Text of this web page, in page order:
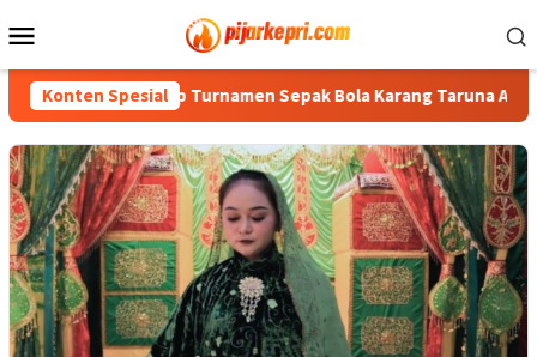
ke
Mobile
Konten Spesial
Aneng Tutup Turnamen Sepak Bola Karang Taruna Anggrek